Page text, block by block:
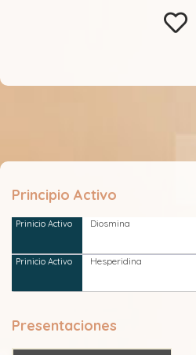
Principio Activo
Diosmina
Hesperidina
Presentaciones